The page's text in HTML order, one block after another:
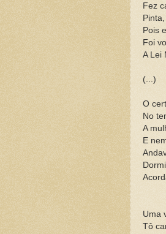
Fez
Pois
Foi
A Lei
(...)
O
No
A
E
Uma
Tô